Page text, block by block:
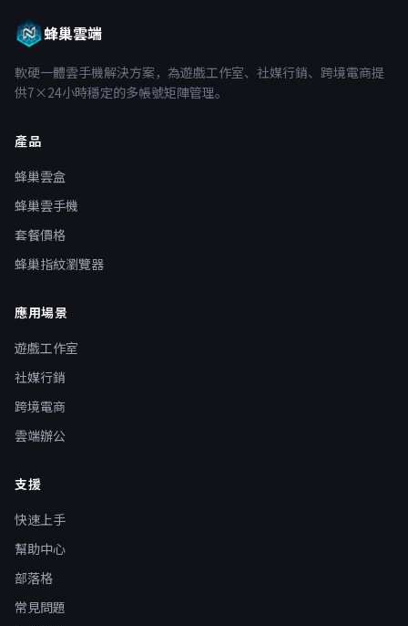
蜂巢雲端
軟硬一體雲手機解決方案，為遊戲工作室、社媒行銷、跨境電商提
供7×24小時穩定的多帳號矩陣管理。
產品
蜂巢雲盒
蜂巢雲手機
套餐價格
蜂巢指紋瀏覽器
應用場景
遊戲工作室
社媒行銷
跨境電商
雲端辦公
支援
快速上手
幫助中心
部落格
常見問題